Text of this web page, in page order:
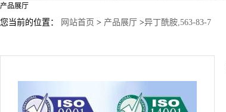
产品展厅
您当前的位置： 网站首页 > 产品展厅 >异丁酰胺,563-83-7